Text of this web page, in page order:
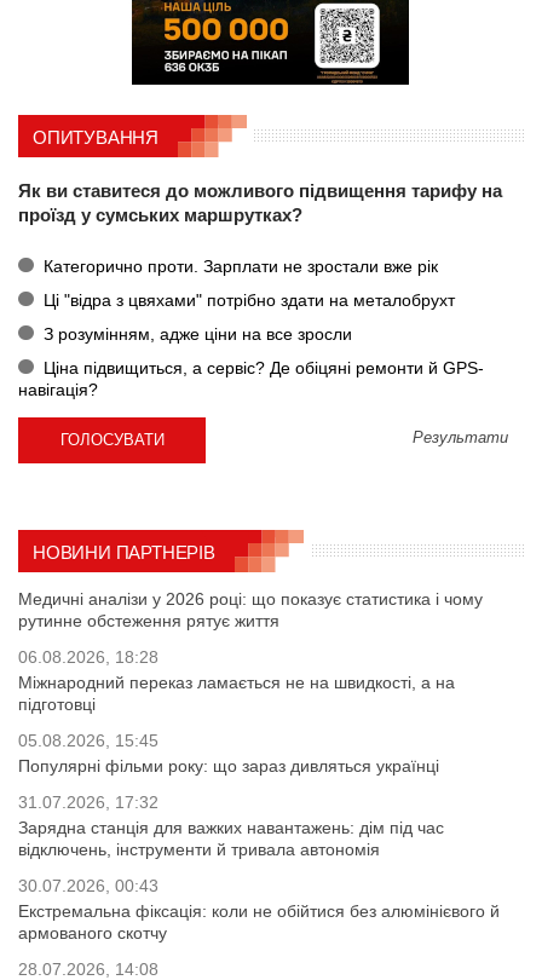
ОПИТУВАННЯ
Як ви ставитеся до можливого підвищення тарифу на
проїзд у сумських маршрутках?
Категорично проти. Зарплати не зростали вже рік
Ці "відра з цвяхами" потрібно здати на металобрухт
З розумінням, адже ціни на все зросли
Ціна підвищиться, а сервіс? Де обіцяні ремонти й GPS-
навігація?
Результати
НОВИНИ ПАРТНЕРІВ
Медичні аналізи у 2026 році: що показує статистика і чому
рутинне обстеження рятує життя
06.08.2026, 18:28
Міжнародний переказ ламається не на швидкості, а на
підготовці
05.08.2026, 15:45
Популярні фільми року: що зараз дивляться українці
31.07.2026, 17:32
Зарядна станція для важких навантажень: дім під час
відключень, інструменти й тривала автономія
30.07.2026, 00:43
Екстремальна фіксація: коли не обійтися без алюмінієвого й
армованого скотчу
28.07.2026, 14:08